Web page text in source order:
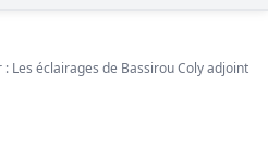
Les éclairages de Bassirou Coly adjoint